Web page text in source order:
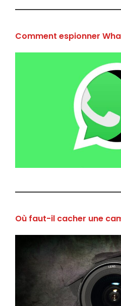
Comment espionner
Où faut-il cacher une